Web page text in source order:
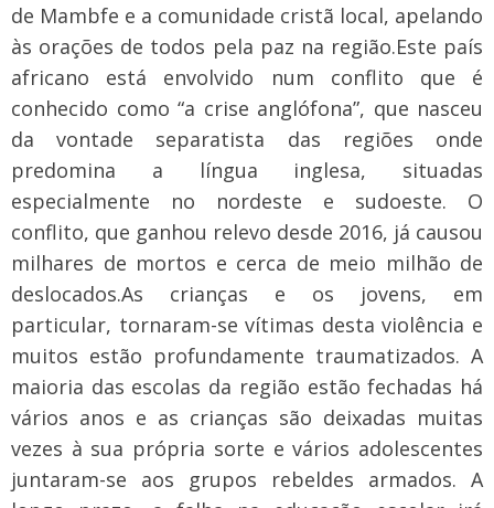
de Mambfe e a comunidade cristã local, apelando
às orações de todos pela paz na região.Este país
africano está envolvido num conflito que é
conhecido como “a crise anglófona”, que nasceu
da vontade separatista das regiões onde
predomina a língua inglesa, situadas
especialmente no nordeste e sudoeste. O
conflito, que ganhou relevo desde 2016, já causou
milhares de mortos e cerca de meio milhão de
deslocados.As crianças e os jovens, em
particular, tornaram-se vítimas desta violência e
muitos estão profundamente traumatizados. A
maioria das escolas da região estão fechadas há
vários anos e as crianças são deixadas muitas
vezes à sua própria sorte e vários adolescentes
juntaram-se aos grupos rebeldes armados. A